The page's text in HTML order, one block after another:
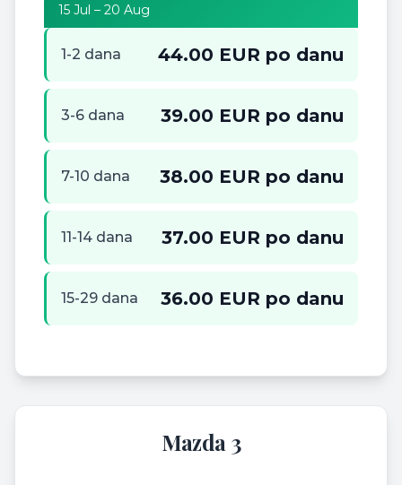
15 Jul – 20 Aug
1-2 dana 44.00 EUR po danu
3-6 dana 39.00 EUR po danu
7-10 dana 38.00 EUR po danu
11-14 dana 37.00 EUR po danu
15-29 dana 36.00 EUR po danu
Mazda 3